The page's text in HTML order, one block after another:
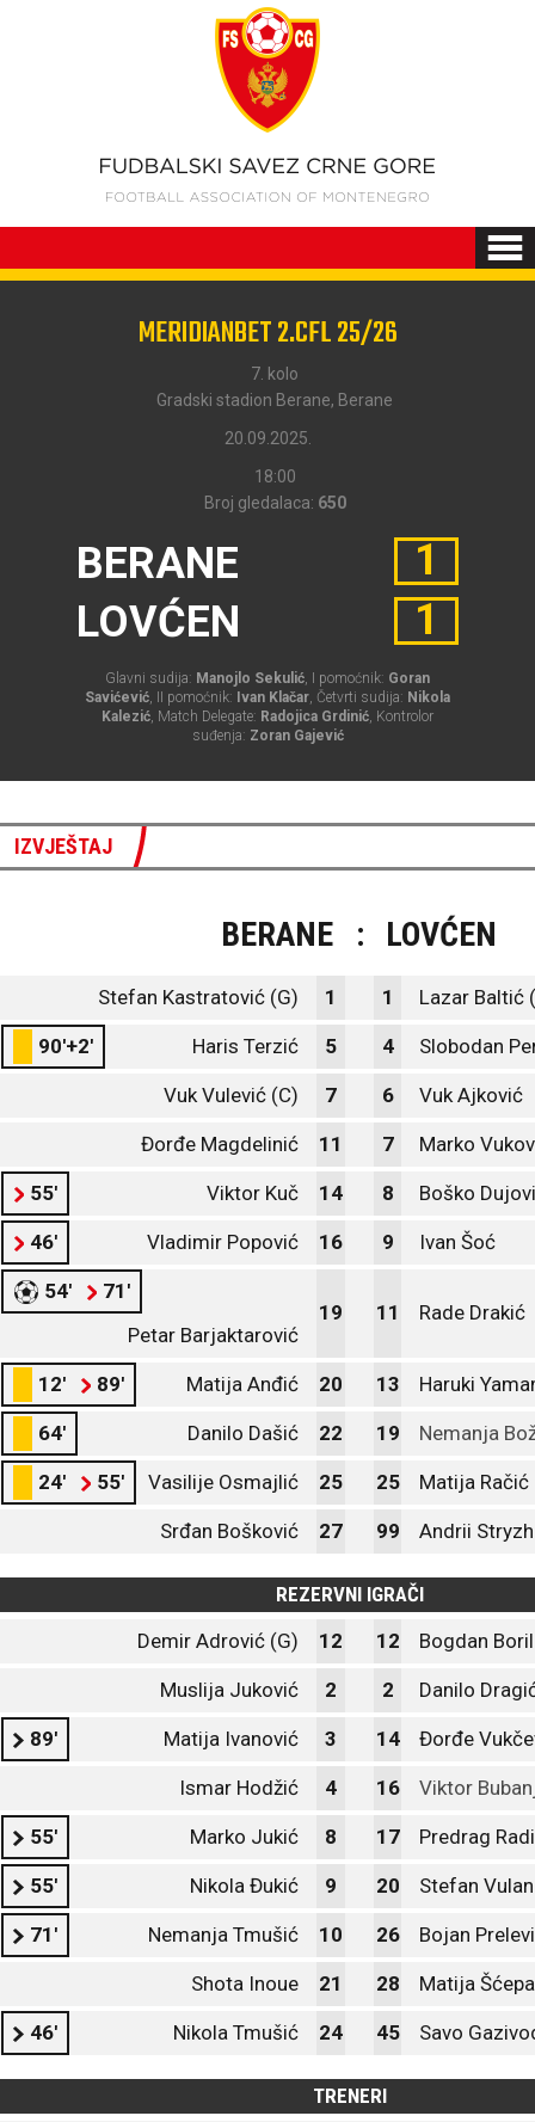
MERIDIANBET 2.CFL 25/26
7. kolo
Gradski stadion Berane, Berane
20.09.2025.
18:00
Broj gledalaca: 650
BERANE
LOVĆEN
1
1
Glavni sudija: Manojlo Sekulić, I pomoćnik: Goran
Savićević, II pomoćnik: Ivan Klačar, Četvrti sudija: Nikola
Kalezić, Match Delegate: Radojica Grdinić, Kontrolor
suđenja: Zoran Gajević
IZVJEŠTAJ
BERANE : LOVĆEN
Stefan Kastratović (G) 1 1 Lazar Baltić
90'+2' Haris Terzić 5 4 Slobodan
Vuk Vulević (C) 7 6 Vuk Ajković
Đorđe Magdelinić 11 7 Marko
55' Viktor Kuč 14 8 Boško
46' Vladimir Popović 16 9 Ivan Šoć
54'
71'
Petar Barjaktarović
19 11 Rade Drakić
12' 89' Matija Anđić 20 13 Haruki
64' Danilo Dašić 22 19 Nemanja
24' 55' Vasilije Osmajlić 25 25 Matija Račić
Srđan Bošković 27 99 Andrii
REZERVNI IGRAČI
Demir Adrović (G)
12 12 Bogdan
Muslija Juković 2 2 Danilo
89' Matija Ivanović 3 14 Đorđe
Ismar Hodžić 4 16 Viktor
55' Marko Jukić 8 17 Predrag
55' Nikola Đukić 9 20 Stefan
71' Nemanja Tmušić 10 26 Bojan
Shota Inoue 21 28 Matija
46' Nikola Tmušić 24 45 Savo
TRENERI